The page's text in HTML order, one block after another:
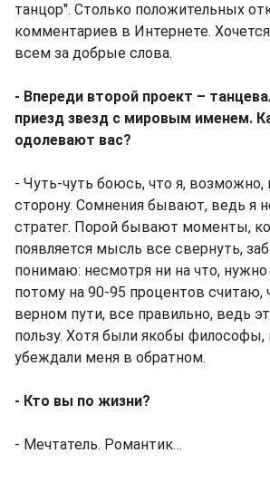
танцор". Столько положительных
комментариев в Интернете.
всем за добрые слова.
- Впереди второй проект –
приезд звезд с мировым именем.
одолевают вас?
- Чуть-чуть боюсь, что я, возможно,
сторону. Сомнения бывают, ведь я
стратег. Порой бывают моменты,
появляется мысль все свернуть,
понимаю: несмотря ни на что,
потому на 90-95 процентов считаю,
верном пути, все правильно, ведь
пользу. Хотя были якобы
убеждали меня в обратном.
- Кто вы по жизни?
- Мечтатель. Романтик…